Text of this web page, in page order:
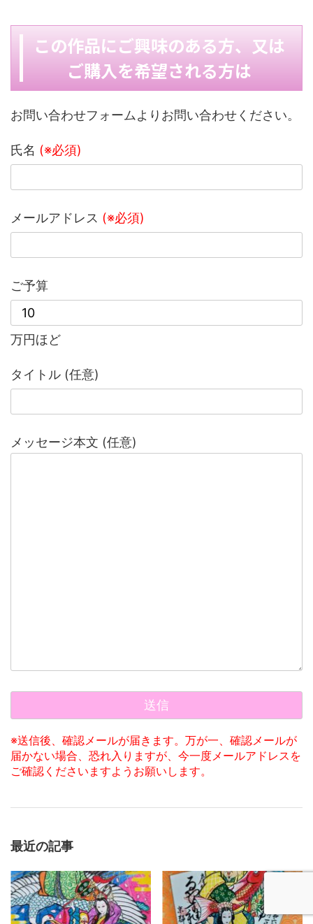
この作品にご興味のある方、又は
ご購入を希望される方は
お問い合わせフォームよりお問い合わせください。
氏名 (※必須)
メールアドレス (※必須)
ご予算
万円ほど
タイトル (任意)
メッセージ本文 (任意)
※送信後、確認メールが届きます。万が一、確認メールが
届かない場合、恐れ入りますが、今一度メールアドレスを
ご確認くださいますようお願いします。
最近の記事